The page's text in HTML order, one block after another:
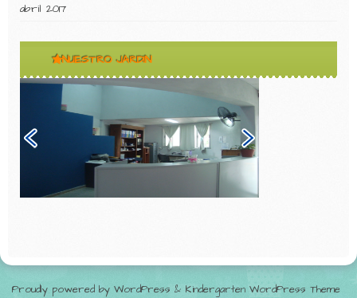
abril 2017
NUESTRO JARDIN
Proudly powered by WordPress & Kindergarten WordPress Theme